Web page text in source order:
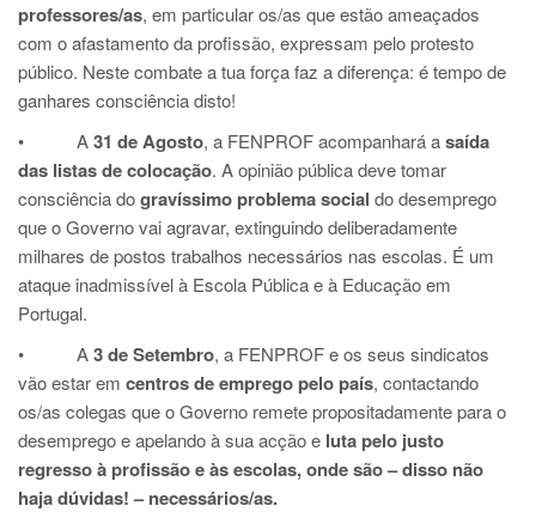
professores/as, em particular os/as que estão ameaçados
com o afastamento da profissão, expressam pelo protesto
público. Neste combate a tua força faz a diferença: é tempo de
ganhares consciência disto!
• A31 de Agosto, a FENPROF acompanhará asaída
das listas de colocação. A opinião pública deve tomar
consciência dogravíssimo problema social do desemprego
que o Governo vai agravar, extinguindo deliberadamente
milhares de postos trabalhos necessários nas escolas. É um
ataque inadmissível à Escola Pública e à Educação em
Portugal.
• A3 de Setembro, a FENPROF e os seus sindicatos
vão estar em centros de emprego pelo país, contactando
os/as colegas que o Governo remete propositadamente para o
desemprego e apelando à sua acção e luta pelo justo
regresso à profissão e às escolas, onde são – disso não
haja dúvidas! – necessários/as.